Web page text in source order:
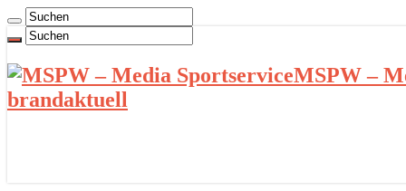
MSPW –
brandaktuell